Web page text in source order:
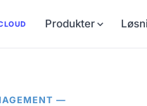
Produkter
—